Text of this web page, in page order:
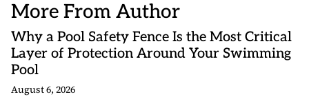
More From Author
Why a Pool Safety Fence Is the Most Critical
Layer of Protection Around Your Swimming
Pool
August 6, 2026